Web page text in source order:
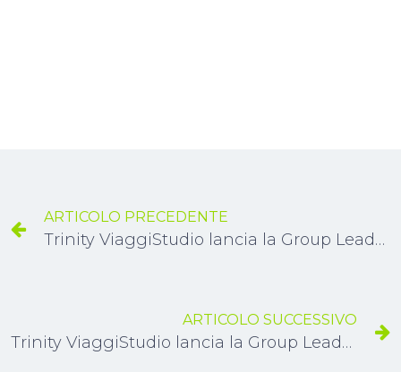
ARTICOLO PRECEDENTE
Trinity ViaggiStudio lancia la Group Leader Academy
ARTICOLO SUCCESSIVO
Trinity ViaggiStudio lancia la Group Leader Academy